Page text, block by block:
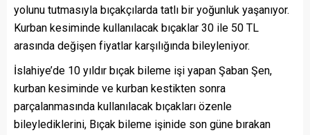
yolunu tutmasıyla bıçakçılarda tatlı bir yoğunluk yaşanıyor.
Kurban kesiminde kullanılacak bıçaklar 30 ile 50 TL
arasında değişen fiyatlar karşılığında bileyleniyor.
İslahiye’de 10 yıldır bıçak bileme işi yapan Şaban Şen,
kurban kesiminde ve kurban kestikten sonra
parçalanmasında kullanılacak bıçakları özenle
bileylediklerini, Bıçak bileme işinide son güne bırakan